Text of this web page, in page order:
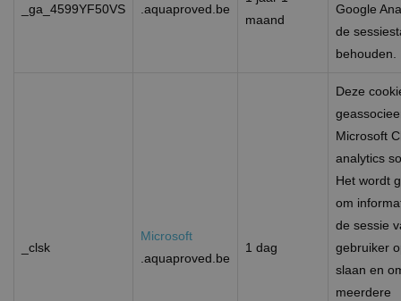
_ga_4599YF50VS .aquaproved.be
maand
Google
de
behouden.
_clsk
Microsoft
.aquaproved.be
1 dag
Deze
Microsoft
analytics
Het wordt
om
de sessie
gebruiker
slaan en
meerdere